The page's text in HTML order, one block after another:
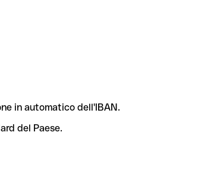
in automatico dell'IBAN.
del Paese.